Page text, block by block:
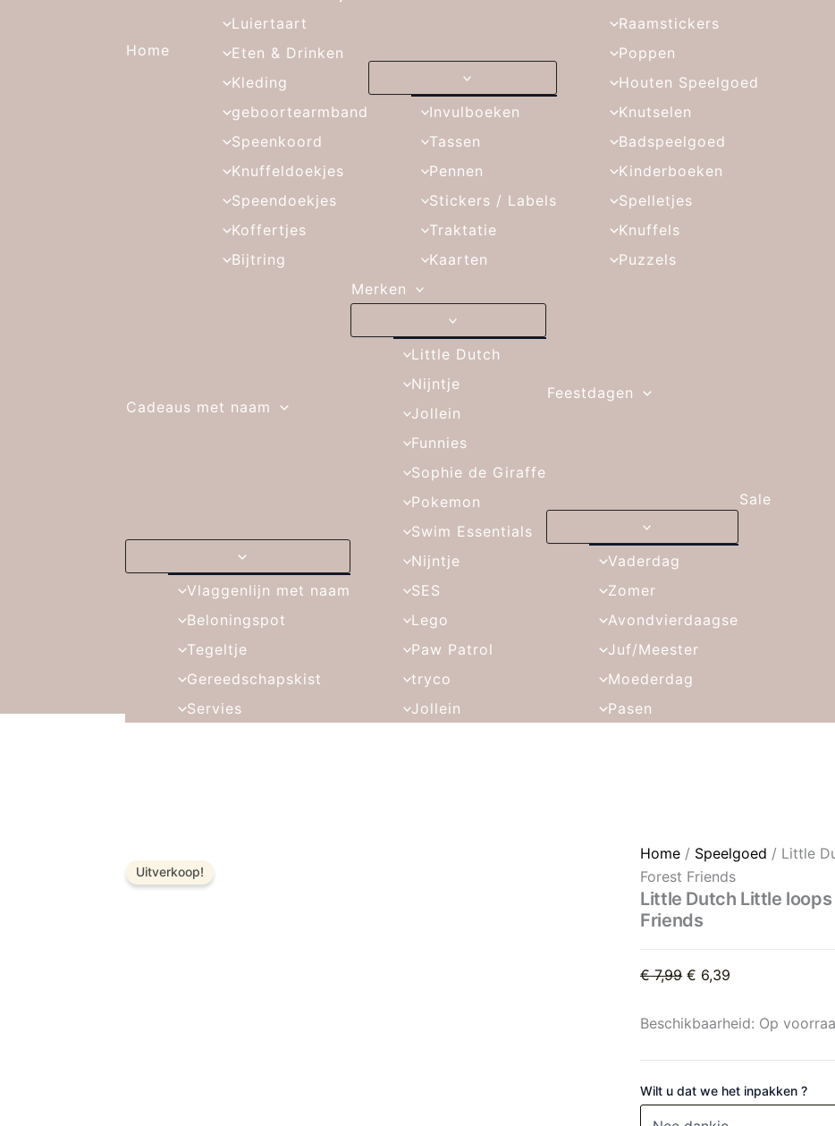
Home
Luiertaart
Eten & Drinken
Kleding
geboortearmband
Speenkoord
Knuffeldoekjes
Speendoekjes
Koffertjes
Bijtring
Invulboeken
Tassen
Pennen
Stickers / Labels
Traktatie
Kaarten
Raamstickers
Poppen
Houten Speelgoed
Knutselen
Badspeelgoed
Kinderboeken
Spelletjes
Knuffels
Puzzels
Cadeaus met naam
Vlaggenlijn met naam
Beloningspot
Tegeltje
Gereedschapskist
Servies
Merken
Little Dutch
Nijntje
Jollein
Funnies
Sophie de Giraffe
Pokemon
Swim Essentials
Nijntje
SES
Lego
Paw Patrol
tryco
Jollein
Feestdagen
Vaderdag
Zomer
Avondvierdaagse
Juf/Meester
Moederdag
Pasen
Sale
Uitverkoop!
Home / Speelgoed / Little
Forest Friends
Little Dutch Little
Friends
€7,99
Oorspronkelijke prijs
€ 6,39
Huidige prijs
Beschikbaarheid: Op
Wilt u dat we het inpakken ?
Little Dutch Little loops